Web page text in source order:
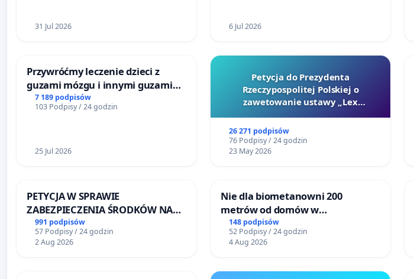
31 Jul 2026 6 Jul 2026
Przywróćmy leczenie dzieci z
guzami mózgu i innymi guzami
litymi do Górnośląskiego
Centrum Zdrowia Dziecka w
7 189 podpisów
103 Podpisy / 24 godzin
25 Jul 2026
Petycja do Prezydenta
Rzeczypospolitej Polskiej o
zawetowanie ustawy „Lex
26 271 podpisów
76 Podpisy / 24 godzin
23 May 2026
PETYCJA W SPRAWIE
ZABEZPIECZENIA ŚRODKÓW NA
FUNKCJONOWANIE SCHRONISKA
DLA BEZDOMNYCH ZWIERZĄT W
SKARYSZEWIE
991 podpisów
57 Podpisy / 24 godzin
2 Aug 2026
Nie dla biometanowni 200
metrów od domów w
Biernatkach, gm. Wądroże
Wielkie
148 podpisów
52 Podpisy / 24 godzin
4 Aug 2026